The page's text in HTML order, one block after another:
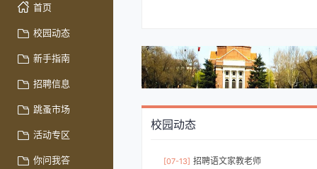
首页
校园动态
新手指南
招聘信息
跳蚤市场
活动专区
你问我答
校园动态
[07-13] 招聘语文家教老师